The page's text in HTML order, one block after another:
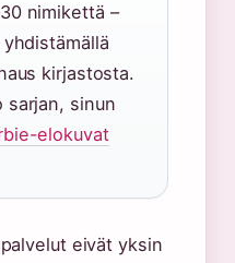
nimikettä –
kirjastosta.
sarjan, sinun
elokuvat
eivät yksin